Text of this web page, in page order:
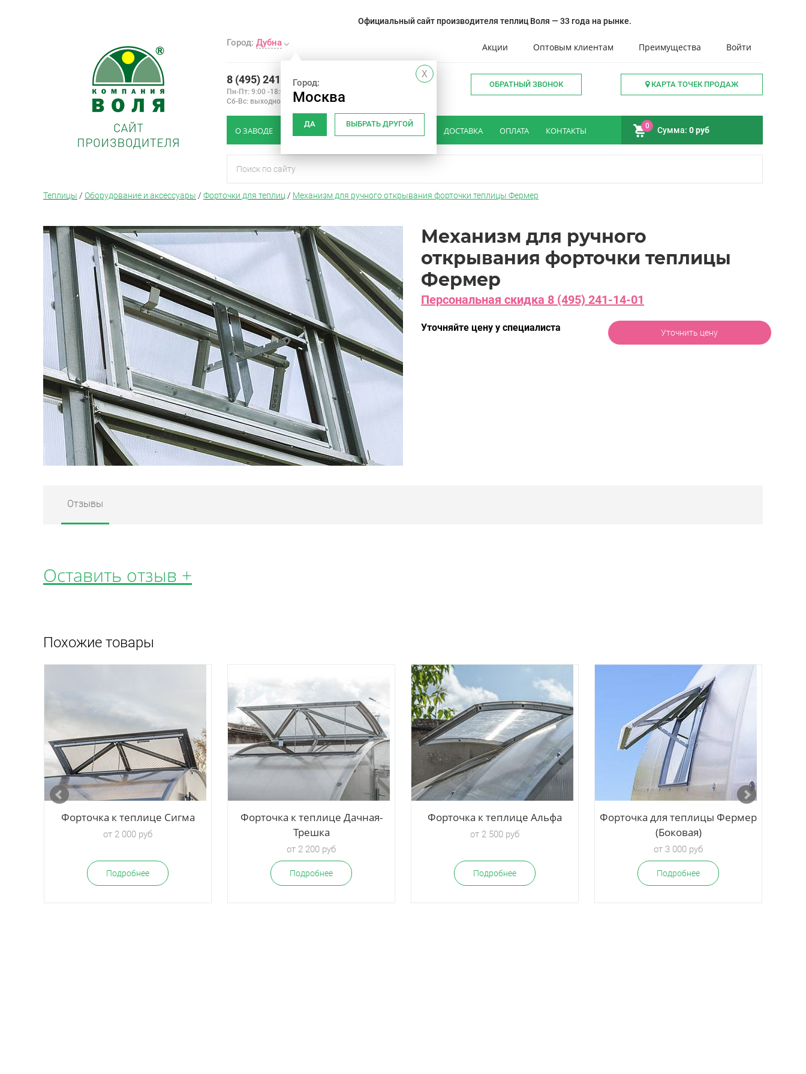
Официальный сайт производителя теплиц Воля — 33 года на рынке.
Город: Дубна
X
Город:
Москва
ДА ВЫБРАТЬ ДРУГОЙ
Акции Оптовым клиентам Преимущества Войти
8 (495) 241-14-01
Пн-Пт: 9:00 -18:00
Сб-Вс: выходной
КАРТА ТОЧЕК ПРОДАЖ
ОБРАТНЫЙ ЗВОНОК
О ЗАВОДЕ КАК ВЫБРАТЬ ТЕПЛИЦУ ДОСТАВКА ОПЛАТА КОНТАКТЫ 0 Сумма: 0 руб
Теплицы / Оборудование и аксессуары / Форточки для теплиц / Механизм для ручного открывания форточки теплицы Фермер
Механизм для ручного
открывания форточки теплицы
Фермер
Персональная скидка 8 (495) 241-14-01
Уточняйте цену у специалиста Уточнить цену
Отзывы
Оставить отзыв +
Похожие товары
Форточка к теплице Сигма
от 2 000 руб
Подробнее
Форточка к теплице Дачная-
Трешка
от 2 200 руб
Подробнее
Форточка к теплице Альфа
от 2 500 руб
Подробнее
Форточка для теплицы Фермер
(Боковая)
от 3 000 руб
Подробнее